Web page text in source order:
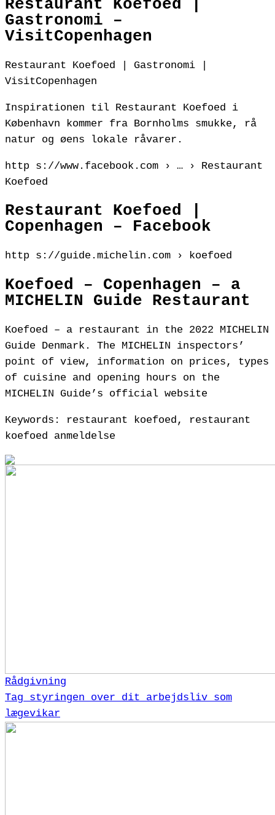
Restaurant Koefoed |
Gastronomi –
VisitCopenhagen
Restaurant Koefoed | Gastronomi |
VisitCopenhagen
Inspirationen til Restaurant Koefoed i
København kommer fra Bornholms smukke, rå
natur og øens lokale råvarer.
http s://www.facebook.com › … › Restaurant
Koefoed
Restaurant Koefoed |
Copenhagen – Facebook
http s://guide.michelin.com › koefoed
Koefoed – Copenhagen – a
MICHELIN Guide Restaurant
Koefoed – a restaurant in the 2022 MICHELIN
Guide Denmark. The MICHELIN inspectors’
point of view, information on prices, types
of cuisine and opening hours on the
MICHELIN Guide’s official website
Keywords: restaurant koefoed, restaurant
koefoed anmeldelse
Rådgivning
Tag styringen over dit arbejdsliv som
lægevikar